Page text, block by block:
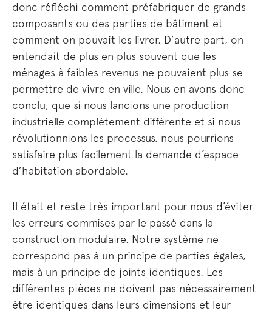
donc réfléchi comment préfabriquer de grands
composants ou des parties de bâtiment et
comment on pouvait les livrer. D’autre part, on
entendait de plus en plus souvent que les
ménages à faibles revenus ne pouvaient plus se
permettre de vivre en ville. Nous en avons donc
conclu, que si nous lancions une production
industrielle complètement différente et si nous
révolutionnions les processus, nous pourrions
satisfaire plus facilement la demande d’espace
d’habitation abordable.
Il était et reste très important pour nous d’éviter
les erreurs commises par le passé dans la
construction modulaire. Notre système ne
correspond pas à un principe de parties égales,
mais à un principe de joints identiques. Les
différentes pièces ne doivent pas nécessairement
être identiques dans leurs dimensions et leur